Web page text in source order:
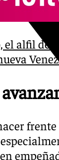
el alfil de